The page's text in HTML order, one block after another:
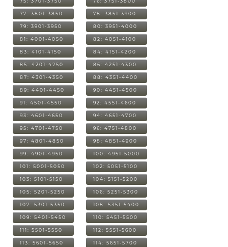
77: 3801-3850 78: 3851-3900
79: 3901-3950 80: 3951-4000
81: 4001-4050 82: 4051-4100
83: 4101-4150 84: 4151-4200
85: 4201-4250 86: 4251-4300
87: 4301-4350 88: 4351-4400
89: 4401-4450 90: 4451-4500
91: 4501-4550 92: 4551-4600
93: 4601-4650 94: 4651-4700
95: 4701-4750 96: 4751-4800
97: 4801-4850 98: 4851-4900
99: 4901-4950 100: 4951-5000
101: 5001-5050 102: 5051-5100
103: 5101-5150 104: 5151-5200
105: 5201-5250 106: 5251-5300
107: 5301-5350 108: 5351-5400
109: 5401-5450 110: 5451-5500
111: 5501-5550 112: 5551-5600
113: 5601-5650 114: 5651-5700